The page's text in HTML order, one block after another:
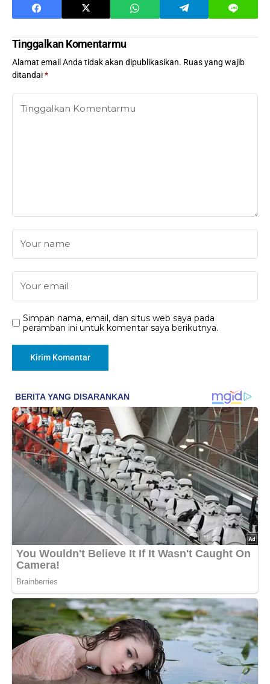
Tinggalkan Komentarmu
Alamat email Anda tidak akan dipublikasikan. Ruas yang wajib
ditandai*
Simpan nama, email, dan situs web saya pada
peramban ini untuk komentar saya berikutnya.